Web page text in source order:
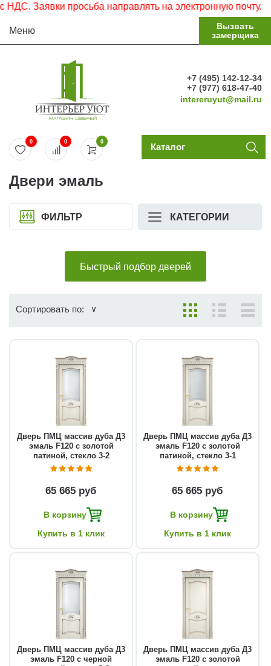
Заявки просьба направлять на электронную почту.
Меню
Вызвать
замерщика
+7 (495) 142-12-34
+7 (977) 618-47-40
intereruyut@mail.ru
0
0 0 Каталог
Двери эмаль
ФИЛЬТР КАТЕГОРИИ
Быстрый подбор дверей
Сортировать по:
Дверь ПМЦ массив дуба Д3
эмаль F120 с золотой
патиной, стекло 3-2
65 665 руб
В корзину
Купить в 1 клик
Дверь ПМЦ массив дуба Д3
эмаль F120 с золотой
патиной, стекло 3-1
65 665 руб
В корзину
Купить в 1 клик
Дверь ПМЦ массив дуба Д3
эмаль F120 с черной
Дверь ПМЦ массив дуба Д3
эмаль F120 с золотой